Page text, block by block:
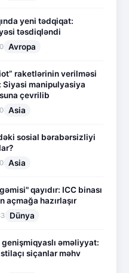
yeni tədqiqat:
təsdiqləndi
Avropa
raketlərinin verilməsi
Siyasi manipulyasiya
çevrilib
Asia
sosial bərabərsizliyi
Asia
qayıdır: ICC binası
açmağa hazırlaşır
Dünya
genişmiqyaslı əməliyyat:
siçanlar məhv